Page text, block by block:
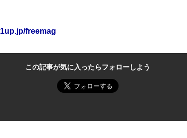
freemag
この記事が気に入ったらフォローしよう